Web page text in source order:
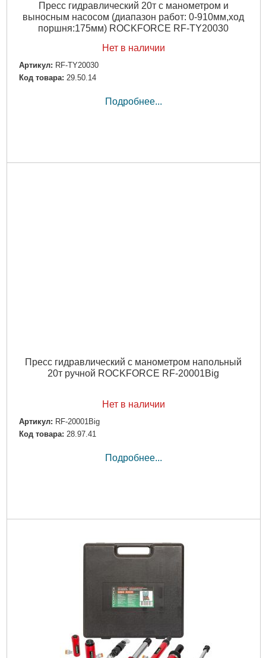
Пресс гидравлический 20т с манометром и
выносным насосом (диапазон работ: 0-910мм,ход
поршня:175мм) ROCKFORCE RF-TY20030
Нет в наличии
Артикул: RF-TY20030
Код товара: 29.50.14
Подробнее...
Пресс гидравлический с манометром напольный
20т ручной ROCKFORCE RF-20001Big
Нет в наличии
Артикул: RF-20001Big
Код товара: 28.97.41
Подробнее...